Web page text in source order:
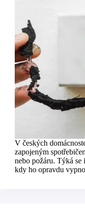
V českých
zapojeným
nebo požáru. Týká se
kdy ho opravdu